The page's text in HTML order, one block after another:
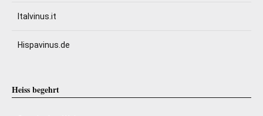
Italvinus.it
Hispavinus.de
Heiss begehrt